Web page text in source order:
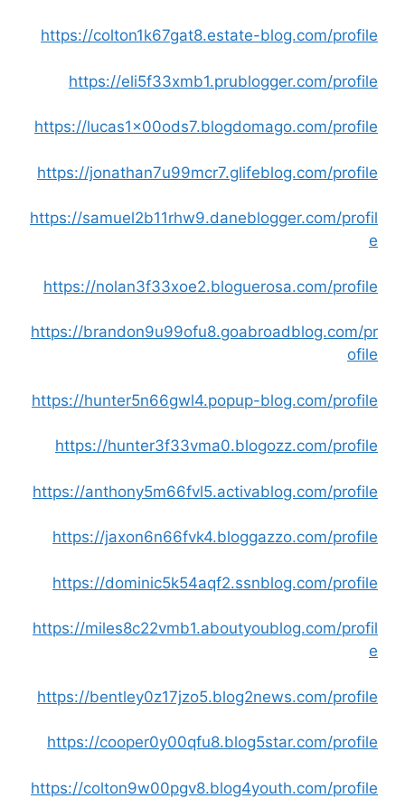
https://colton1k67gat8.estate-blog.com/profile
https://eli5f33xmb1.prublogger.com/profile
https://lucas1x00ods7.blogdomago.com/profile
https://jonathan7u99mcr7.glifeblog.com/profile
https://samuel2b11rhw9.daneblogger.com/profil
e
https://nolan3f33xoe2.bloguerosa.com/profile
https://brandon9u99ofu8.goabroadblog.com/pr
ofile
https://hunter5n66gwl4.popup-blog.com/profile
https://hunter3f33vma0.blogozz.com/profile
https://anthony5m66fvl5.activablog.com/profile
https://jaxon6n66fvk4.bloggazzo.com/profile
https://dominic5k54aqf2.ssnblog.com/profile
https://miles8c22vmb1.aboutyoublog.com/profil
e
https://bentley0z17jzo5.blog2news.com/profile
https://cooper0y00qfu8.blog5star.com/profile
https://colton9w00pgv8.blog4youth.com/profile